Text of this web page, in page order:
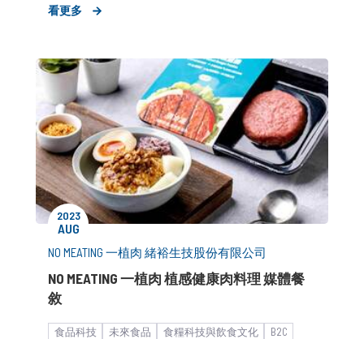
看更多
2023
AUG
NO MEATING 一植肉 緒裕生技股份有限公司
NO MEATING 一植肉 植感健康肉料理 媒體餐
敘
食品科技 未來食品 食糧科技與飲食文化
B2C